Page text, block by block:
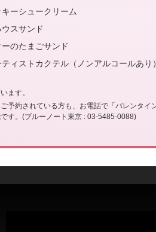
キーシュークリーム
スサンド
ーのたまごサンド
ティストカクテル（ノンアルコールあり
ます。
予約されている方も、お電話で「バレンタイ
す。(ブルーノート東京 : 03-5485-0088)